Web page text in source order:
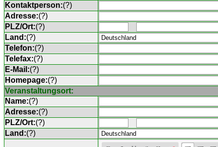
Kontaktperson:(?)
Adresse:(?)
PLZ/Ort:(?)
Land:(?)
Telefon:(?)
Telefax:(?)
E-Mail:(?)
Homepage:(?)
Veranstaltungsort:
Name:(?)
Adresse:(?)
PLZ/Ort:(?)
Land:(?)